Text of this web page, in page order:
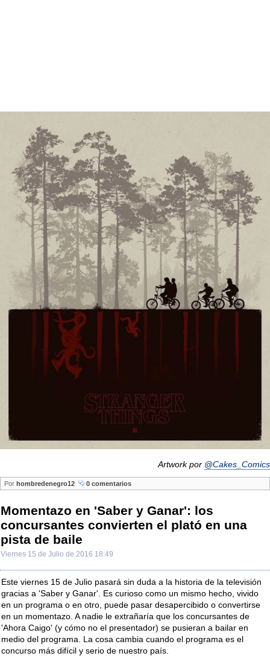
Artwork por @Cakes_Comics
Por hombredenegro12 0 comentarios
Momentazo en 'Saber y Ganar': los
concursantes convierten el plató en una
pista de baile
Viernes 15 de Julio de 2016 18:49
Este viernes 15 de Julio pasará sin duda a la historia de la televisión
gracias a 'Saber y Ganar'. Es curioso como un mismo hecho, vivido
en un programa o en otro, puede pasar desapercibido o convertirse
en un momentazo. A nadie le extrañaría que los concursantes de
'Ahora Caigo' (y cómo no el presentador) se pusieran a bailar en
medio del programa. La cosa cambia cuando el programa es el
concurso más difícil y serio de nuestro país.